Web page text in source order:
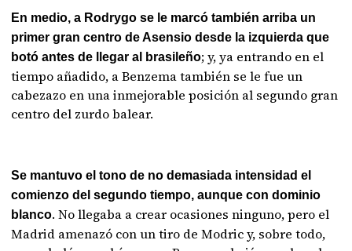
En medio, a Rodrygo se le marcó también arriba un
primer gran centro de Asensio desde la izquierda que
botó antes de llegar al brasileño; y, ya entrando en el
tiempo añadido, a Benzema también se le fue un
cabezazo en una inmejorable posición al segundo gran
centro del zurdo balear.
Se mantuvo el tono de no demasiada intensidad el
comienzo del segundo tiempo, aunque con dominio
blanco. No llegaba a crear ocasiones ninguno, pero el
Madrid amenazó con un tiro de Modric y, sobre todo,